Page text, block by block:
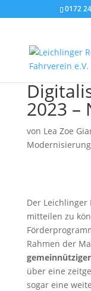
0172
2023 –
von Lea Zoe
Modernisierung
Der
mitteilen zu
Rahmen der
über eine
sogar eine